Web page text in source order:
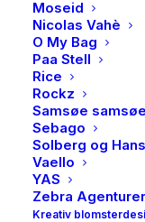
Moseid
Nicolas Vahè
O My Bag
Paa Stell
Rice
Rockz
Samsøe samsøe
Sebago
Solberg og
Vaello
YAS
Zebra Agenturer
Kreativ
americano-kopp
gule og oransje
glasur som gir en
te eller annen
Produktdetaljer:
Serie:HK Living
Design:Sunbeam